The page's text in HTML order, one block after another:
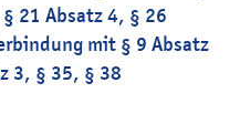
21 Absatz 4, § 26
mit § 9 Absatz
3, § 35, § 38